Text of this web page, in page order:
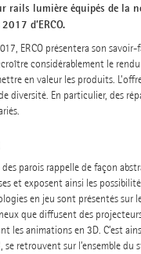
rails lumière équipés de
d’ERCO.
ERCO présentera son savoir-
considérablement le
en valeur les produits.
diversité. En particulier, des
parois rappelle de façon
et exposent ainsi les
en jeu sont présentés
que diffusent des
les animations en 3D. C’est
retrouvent sur l’ensemble du